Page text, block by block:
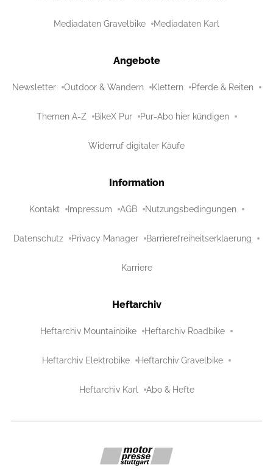
Mediadaten Gravelbike Mediadaten Karl
Angebote
Newsletter Outdoor & Wandern Klettern Pferde & Reiten
Themen A-Z BikeX Pur Pur-Abo hier kündigen
Widerruf digitaler Käufe
Information
Kontakt Impressum AGB Nutzungsbedingungen
Datenschutz Privacy Manager Barrierefreiheitserklaerung
Karriere
Heftarchiv
Heftarchiv Mountainbike Heftarchiv Roadbike
Heftarchiv Elektrobike Heftarchiv Gravelbike
Heftarchiv Karl Abo & Hefte